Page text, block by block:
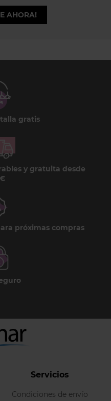
AHORA!
gratis
y gratuita desde
próximas compras
Servicios
Condiciones de envío